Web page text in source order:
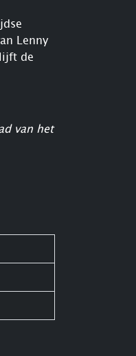
Lenny
de
van het